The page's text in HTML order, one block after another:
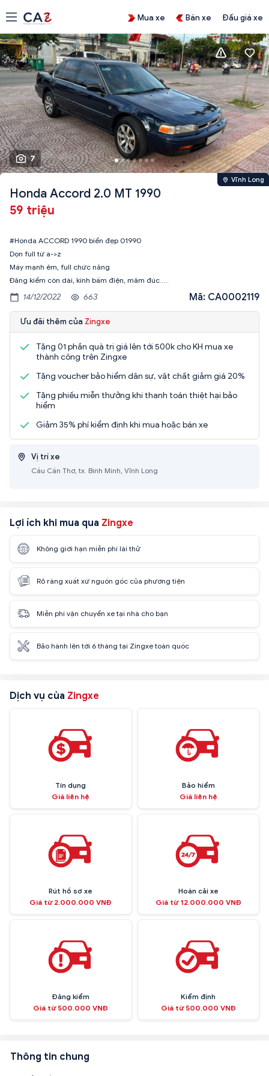
Mua xe Bán xe Đấu giá xe
7
Vĩnh Long
Honda Accord 2.0 MT 1990
59 triệu
#Honda ACCORD 1990 biển đẹp 01990
Dọn full từ a->z
Máy mạnh êm, full chức năng
Đăng kiểm còn dài, kính bấm điện, mâm đúc…..
14/12/2022 663 Mã: CA0002119
Ưu đãi thêm của Zingxe
Tặng 01 phần quà trị giá lên tới 500k cho KH mua xe
thành công trên Zingxe
Tặng voucher bảo hiểm dân sự, vật chất giảm giá 20%
Tặng phiếu miễn thưởng khi thanh toán thiệt hại bảo
hiểm
Giảm 35% phí kiểm định khi mua hoặc bán xe
Vị trí xe
Cầu Cần Thơ, tx. Bình Minh, Vĩnh Long
Lợi ích khi mua qua Zingxe
Không giới hạn miễn phí lái thử
Rõ ràng xuất xứ nguồn gốc của phương tiện
Miễn phí vận chuyển xe tại nhà cho bạn
Bảo hành lên tới 6 tháng tại Zingxe toàn quốc
Dịch vụ của Zingxe
Tín dụng
Giá liên hệ
Bảo hiểm
Giá liên hệ
Rút hồ sơ xe
Giá từ 2.000.000 VNĐ
Hoán cải xe
Giá từ 12.000.000 VNĐ
Đăng kiểm
Giá từ 500.000 VNĐ
Kiểm định
Giá từ 500.000 VNĐ
Thông tin chung